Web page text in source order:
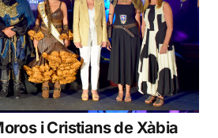
i Cristians de Xàbia